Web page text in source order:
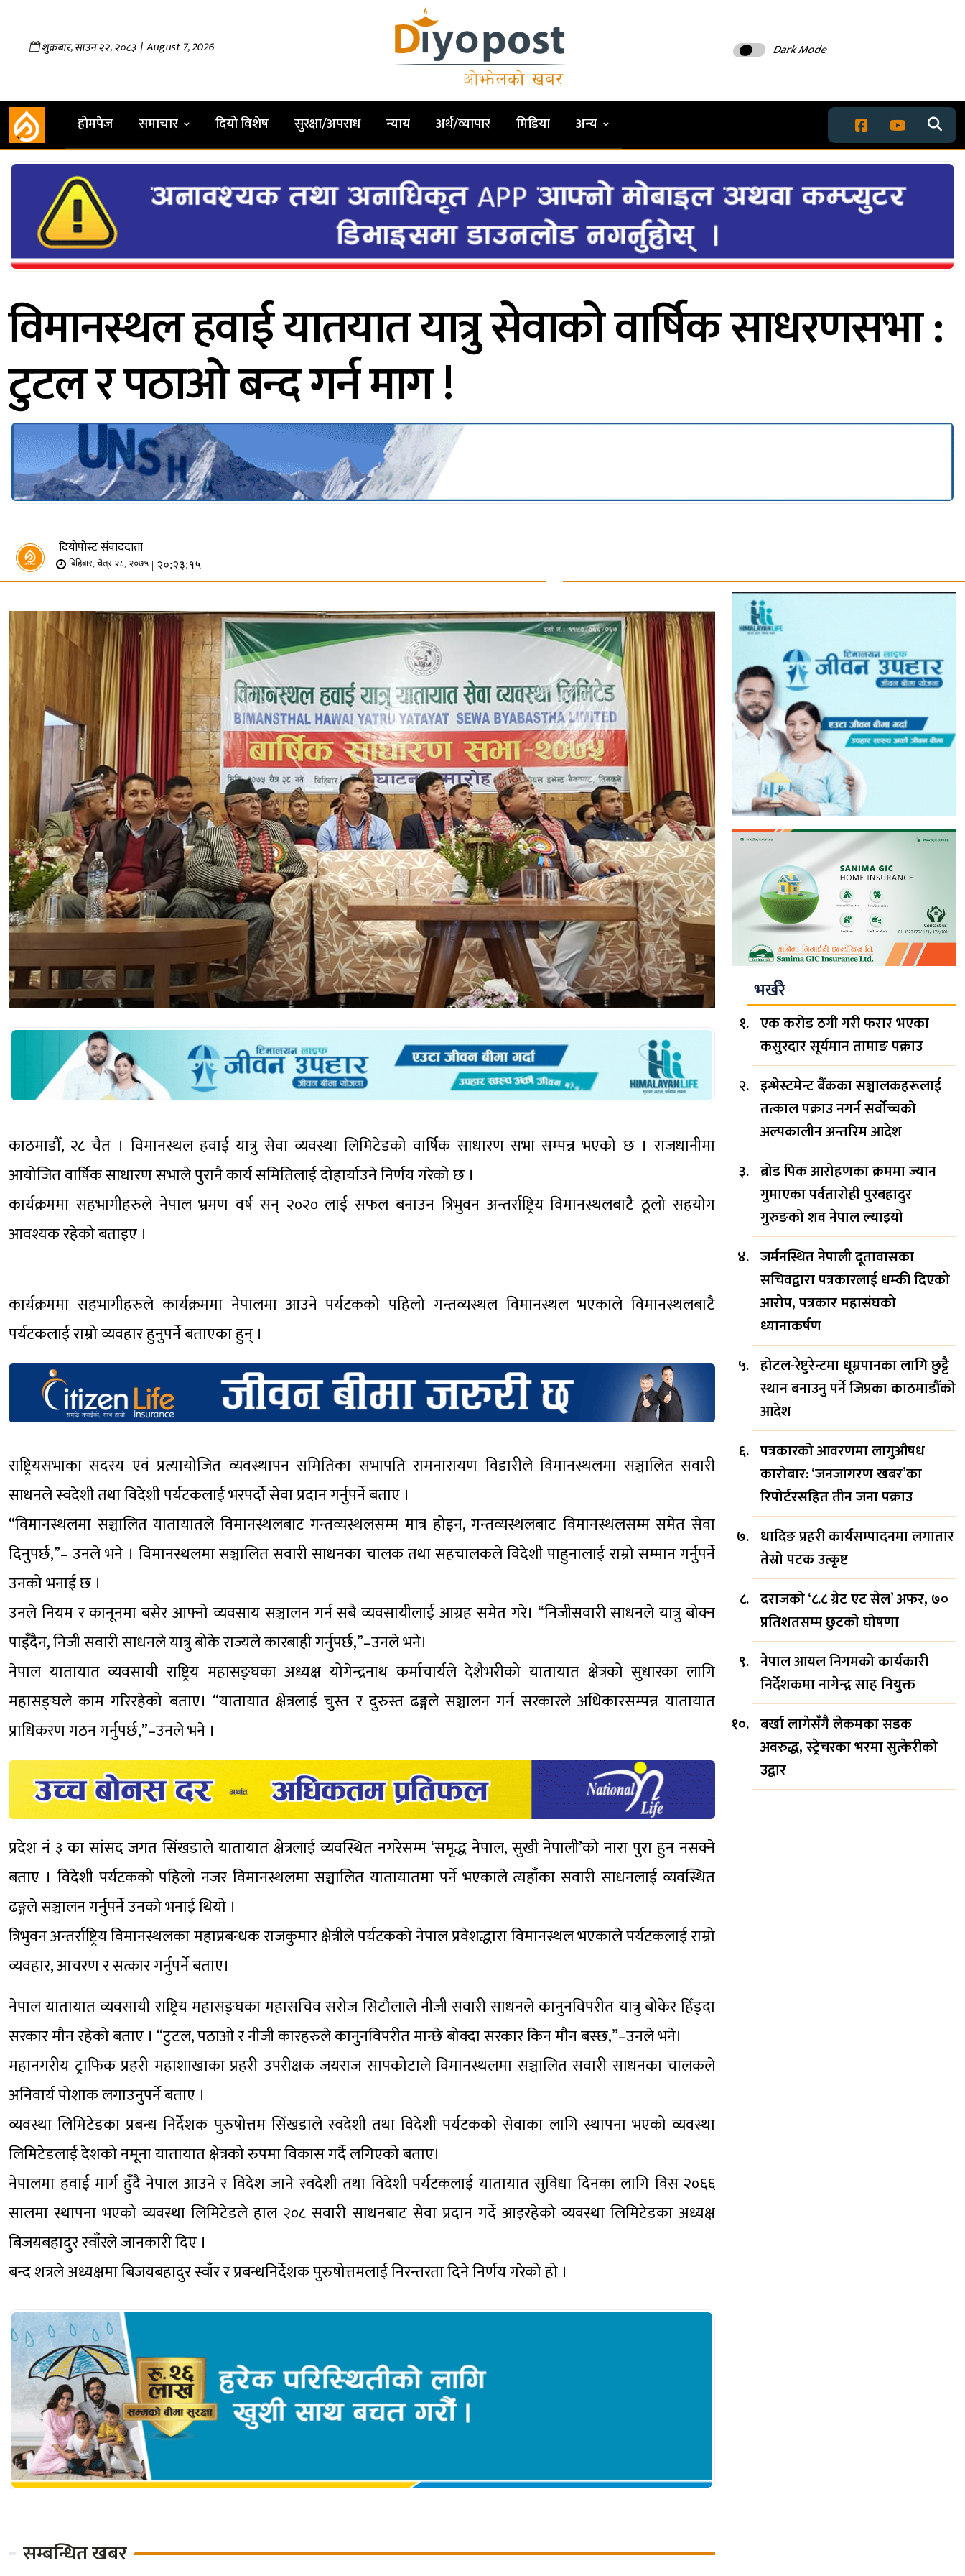
शुक्रबार,साउन२२,२०८३| August 7, 2026 Dark Mode
होमपेज समाचार दियो विशेष सुरक्षा/अपराध न्याय अर्थ/व्यापार मिडिया अन्य
विमानस्थल हवाई यातयात यात्रु सेवाको वार्षिक साधरणसभा :
टुटल र पठाओ बन्द गर्न माग !
दियोपोस्ट संवाददाता
बिहिबार, चैत्र २८, २०७५ | २०:२३:१५
काठमाडौँ, २८ चैत । विमानस्थल हवाई यात्रु सेवा व्यवस्था लिमिटेडको वार्षिक साधारण सभा सम्पन्न भएको छ । राजधानीमा
आयोजित वार्षिक साधारण सभाले पुरानै कार्य समितिलाई दोहार्याउने निर्णय गरेको छ ।
कार्यक्रममा सहभागीहरुले नेपाल भ्रमण वर्ष सन् २०२० लाई सफल बनाउन त्रिभुवन अन्तर्राष्ट्रिय विमानस्थलबाटै ठूलो सहयोग
आवश्यक रहेको बताइए ।
कार्यक्रममा सहभागीहरुले कार्यक्रममा नेपालमा आउने पर्यटकको पहिलो गन्तव्यस्थल विमानस्थल भएकाले विमानस्थलबाटै
पर्यटकलाई राम्रो व्यवहार हुनुपर्ने बताएका हुन् ।
राष्ट्रियसभाका सदस्य एवं प्रत्यायोजित व्यवस्थापन समितिका सभापति रामनारायण विडारीले विमानस्थलमा सञ्चालित सवारी
साधनले स्वदेशी तथा विदेशी पर्यटकलाई भरपर्दो सेवा प्रदान गर्नुपर्ने बताए ।
“विमानस्थलमा सञ्चालित यातायातले विमानस्थलबाट गन्तव्यस्थलसम्म मात्र होइन, गन्तव्यस्थलबाट विमानस्थलसम्म समेत सेवा
दिनुपर्छ,”– उनले भने । विमानस्थलमा सञ्चालित सवारी साधनका चालक तथा सहचालकले विदेशी पाहुनालाई राम्रो सम्मान गर्नुपर्ने
उनको भनाई छ ।
उनले नियम र कानूनमा बसेर आफ्नो व्यवसाय सञ्चालन गर्न सबै व्यवसायीलाई आग्रह समेत गरे। “निजीसवारी साधनले यात्रु बोक्न
पाइँदैन, निजी सवारी साधनले यात्रु बोके राज्यले कारबाही गर्नुपर्छ,”–उनले भने।
नेपाल यातायात व्यवसायी राष्ट्रिय महासङ्घका अध्यक्ष योगेन्द्रनाथ कर्माचार्यले देशैभरीको यातायात क्षेत्रको सुधारका लागि
महासङ्घले काम गरिरहेको बताए। “यातायात क्षेत्रलाई चुस्त र दुरुस्त ढङ्गले सञ्चालन गर्न सरकारले अधिकारसम्पन्न यातायात
प्राधिकरण गठन गर्नुपर्छ,”–उनले भने ।
प्रदेश नं ३ का सांसद जगत सिंखडाले यातायात क्षेत्रलाई व्यवस्थित नगरेसम्म ‘समृद्ध नेपाल, सुखी नेपाली’को नारा पुरा हुन नसक्ने
बताए । विदेशी पर्यटकको पहिलो नजर विमानस्थलमा सञ्चालित यातायातमा पर्ने भएकाले त्यहाँका सवारी साधनलाई व्यवस्थित
ढङ्गले सञ्चालन गर्नुपर्ने उनको भनाई थियो ।
त्रिभुवन अन्तर्राष्ट्रिय विमानस्थलका महाप्रबन्धक राजकुमार क्षेत्रीले पर्यटकको नेपाल प्रवेशद्धारा विमानस्थल भएकाले पर्यटकलाई राम्रो
व्यवहार, आचरण र सत्कार गर्नुपर्ने बताए।
नेपाल यातायात व्यवसायी राष्ट्रिय महासङ्घका महासचिव सरोज सिटौलाले नीजी सवारी साधनले कानुनविपरीत यात्रु बोकेर हिँड्दा
सरकार मौन रहेको बताए । “टुटल, पठाओ र नीजी कारहरुले कानुनविपरीत मान्छे बोक्दा सरकार किन मौन बस्छ,”–उनले भने।
महानगरीय ट्राफिक प्रहरी महाशाखाका प्रहरी उपरीक्षक जयराज सापकोटाले विमानस्थलमा सञ्चालित सवारी साधनका चालकले
अनिवार्य पोशाक लगाउनुपर्ने बताए ।
व्यवस्था लिमिटेडका प्रबन्ध निर्देशक पुरुषोत्तम सिंखडाले स्वदेशी तथा विदेशी पर्यटकको सेवाका लागि स्थापना भएको व्यवस्था
लिमिटेडलाई देशको नमूना यातायात क्षेत्रको रुपमा विकास गर्दै लगिएको बताए।
नेपालमा हवाई मार्ग हुँदै नेपाल आउने र विदेश जाने स्वदेशी तथा विदेशी पर्यटकलाई यातायात सुविधा दिनका लागि विस २०६६
सालमा स्थापना भएको व्यवस्था लिमिटेडले हाल २०८ सवारी साधनबाट सेवा प्रदान गर्दे आइरहेको व्यवस्था लिमिटेडका अध्यक्ष
बिजयबहादुर स्वाँरले जानकारी दिए ।
बन्द शत्रले अध्यक्षमा बिजयबहादुर स्वाँर र प्रबन्धनिर्देशक पुरुषोत्तमलाई निरन्तरता दिने निर्णय गरेको हो ।
सम्बन्धित खबर
भर्खरै
एक करोड ठगी गरी फरार भएका
कसुरदार सूर्यमान तामाङ पक्राउ
इन्भेस्टमेन्ट बैंकका सञ्चालकहरूलाई
तत्काल पक्राउ नगर्न सर्वोच्चको
अल्पकालीन अन्तरिम आदेश
ब्रोड पिक आरोहणका क्रममा ज्यान
गुमाएका पर्वतारोही पुरबहादुर
गुरुङको शव नेपाल ल्याइयो
जर्मनस्थित नेपाली दूतावासका
सचिवद्वारा पत्रकारलाई धम्की दिएको
आरोप, पत्रकार महासंघको
ध्यानाकर्षण
होटल-रेष्टुरेन्टमा धूम्रपानका लागि छुट्टै
स्थान बनाउनु पर्ने जिप्रका काठमाडौँको
आदेश
पत्रकारको आवरणमा लागुऔषध
कारोबार: ‘जनजागरण खबर’का
रिपोर्टरसहित तीन जना पक्राउ
धादिङ प्रहरी कार्यसम्पादनमा लगातार
तेस्रो पटक उत्कृष्ट
दराजको ‘८.८ ग्रेट एट सेल’ अफर, ७०
प्रतिशतसम्म छुटको घोषणा
नेपाल आयल निगमको कार्यकारी
निर्देशकमा नागेन्द्र साह नियुक्त
बर्खा लागेसँगै लेकमका सडक
अवरुद्ध, स्ट्रेचरका भरमा सुत्केरीको
उद्वार